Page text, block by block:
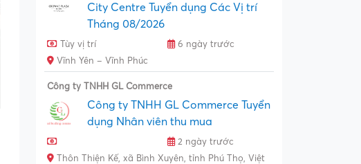
City Centre Tuyển dụng Các Vị trí
Tháng 08/2026
Tùy vị trí
6 ngày trước
Vĩnh Yên – Vĩnh Phúc
Công ty TNHH GL Commerce
Công ty TNHH GL Commerce Tuyển
dụng Nhân viên thu mua
2 ngày trước
Thôn Thiện Kế, xã Bình Xuyên, tỉnh Phú Thọ, Việt